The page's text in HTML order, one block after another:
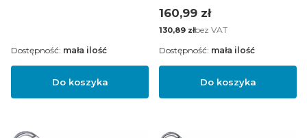
Do koszyka
Dostępność: mała ilość
Cena
160,99 zł
Cena
130,89 złbez VAT
Do koszyka
Dostępność: mała ilość